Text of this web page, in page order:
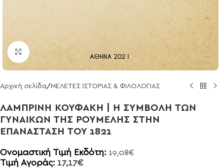
Click to enlarge
Αρχική σελίδα /ΜΕΛΕΤΕΣ ΙΣΤΟΡΙΑΣ & ΦΙΛΟΛΟΓΙΑΣ
ΛΑΜΠΡΙΝΗ ΚΟΥΦΑΚΗ | Η ΣΥΜΒΟΛΗ ΤΩΝ
ΓΥΝΑΙΚΩΝ ΤΗΣ ΡΟΥΜΕΛΗΣ ΣΤΗΝ
ΕΠΑΝΑΣΤΑΣΗ ΤΟΥ 1821
Ονομαστική Τιμή Εκδότη: 19,08€
Τιμή Αγοράς: 17,17€